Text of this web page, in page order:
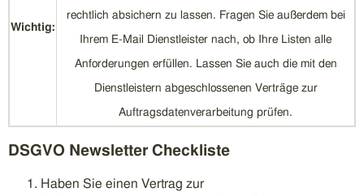
Wichtig:
rechtlich absichern zu lassen. Fragen Sie außerdem bei
Ihrem E-Mail Dienstleister nach, ob Ihre Listen alle
Anforderungen erfüllen. Lassen Sie auch die mit den
Dienstleistern abgeschlossenen Verträge zur
Auftragsdatenverarbeitung prüfen.
DSGVO Newsletter Checkliste
Haben Sie einen Vertrag zur